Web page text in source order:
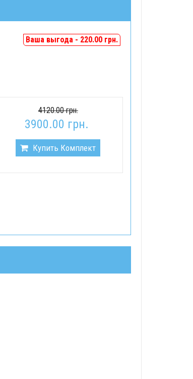
Ваша выгода - 220.00 грн.
4120.00 грн.
3900.00 грн.
Купить Комплект